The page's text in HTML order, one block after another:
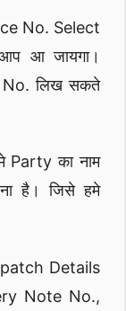
No. Select
आ जायगा।
No. लिख सकते
का नाम
है। जिसे हमे
Details
Note No.,